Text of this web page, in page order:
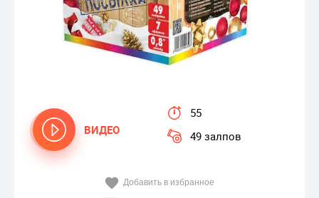
ВИДЕО
55
49 залпов
Добавить в избранное